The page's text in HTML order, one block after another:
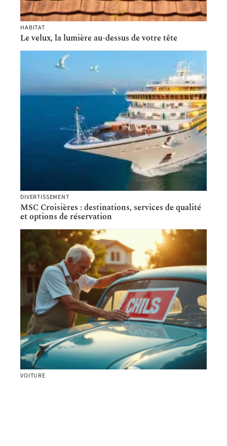
HABITAT
Le velux, la lumière au-dessus de votre tête
DIVERTISSEMENT
MSC Croisières : destinations, services de qualité
et options de réservation
VOITURE